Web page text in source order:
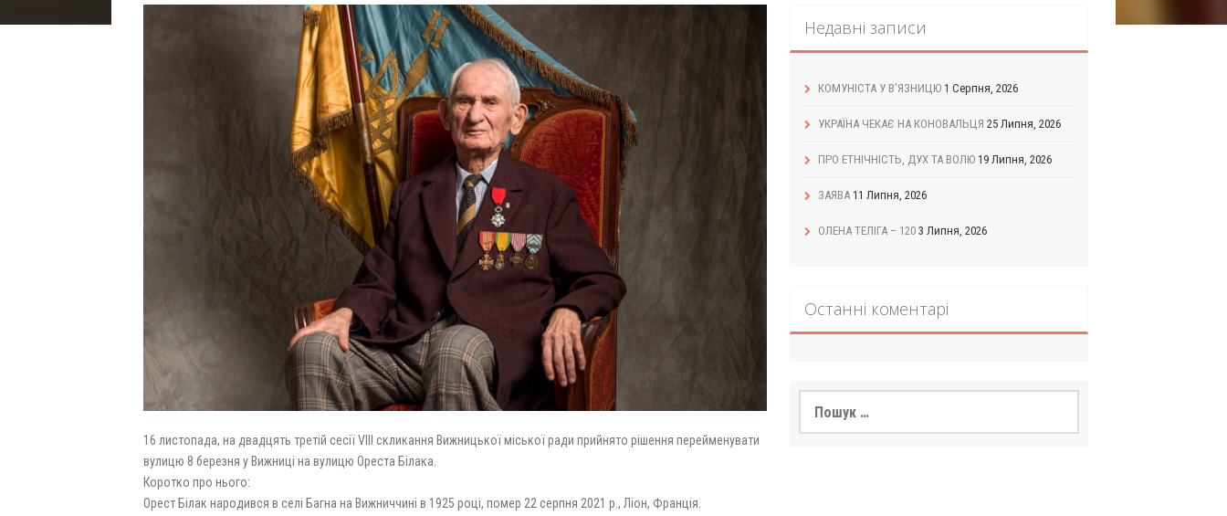
16 листопада, на двадцять третій сесії VIII скликання Вижницької міської ради прийнято рішення перейменувати
вулицю 8 березня у Вижниці на вулицю Ореста Білака.
Коротко про нього:
Орест Білак народився в селі Багна на Вижниччині в 1925 році, помер 22 серпня 2021 р., Ліон, Франція.
Недавні записи
КОМУНІСТА У В’ЯЗНИЦЮ 1 Серпня, 2026
УКРАЇНА ЧЕКАЄ НА КОНОВАЛЬЦЯ 25 Липня, 2026
ПРО ЕТНІЧНІСТЬ, ДУХ ТА ВОЛЮ 19 Липня, 2026
ЗАЯВА 11 Липня, 2026
ОЛЕНА ТЕЛІГА – 120 3 Липня, 2026
Останні коментарі